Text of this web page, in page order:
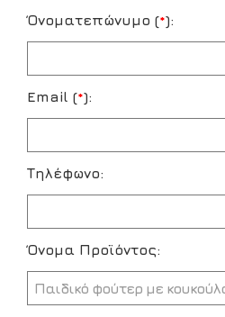
Όνοματεπώνυμο (*):
Email (*):
Τηλέφωνο:
Όνομα Προϊόντος: